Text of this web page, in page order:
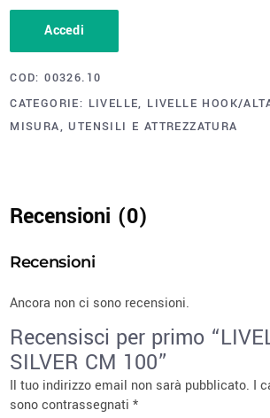
Accedi
COD:00326.10
CATEGORIE: LIVELLE, LIVELLE HOOK/
MISURA,UTENSILI E ATTREZZATURA
Recensioni (0)
Recensioni
Ancora non ci sono recensioni.
Recensisci per primo
SILVER CM 100”
Il tuo indirizzo email non sarà pubblicato. I
sono contrassegnati*